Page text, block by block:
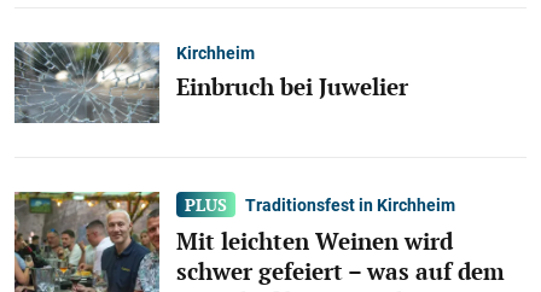
Kirchheim
Einbruch bei Juwelier
Traditionsfest in Kirchheim
Mit leichten Weinen wird
schwer gefeiert – was auf dem